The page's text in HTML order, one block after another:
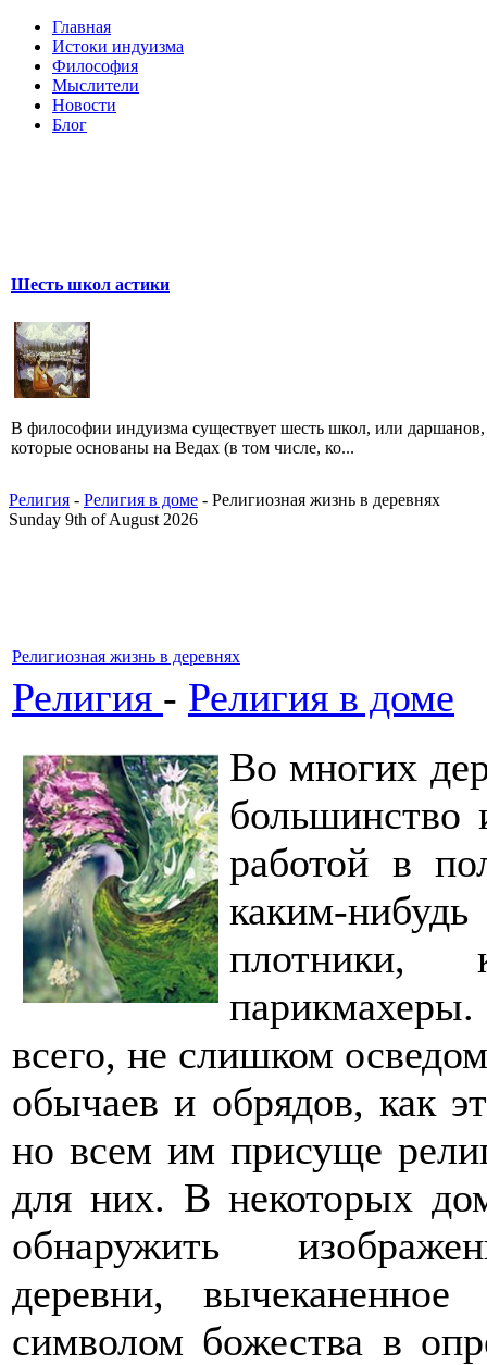
Главная
Истоки индуизма
Философия
Мыслители
Новости
Блог
Шесть школ астики
В философии индуизма существует шесть школ, или даршанов,
которые основаны на Ведах (в том числе, ко...
Религия - Религия в доме - Религиозная жизнь в деревнях
Sunday 9th of August 2026
Религиозная жизнь в деревнях
Религия - Религия в доме
Во многих
большинство
работой в
каким-
плотники,
всего, не слишком
обычаев и обрядов, как
но всем им присуще
для них. В некоторых
обнаружить
деревни,
символом божества в